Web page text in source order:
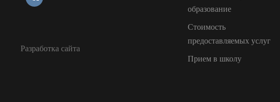
Разработка сайта
образование
Стоимость
предоставляемых услуг
Прием в школу